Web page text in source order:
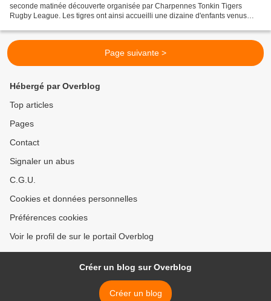
seconde matinée découverte organisée par Charpennes Tonkin Tigers
Rugby League. Les tigres ont ainsi accueilli une dizaine d'enfants venus
Page suivante >
Hébergé par Overblog
Top articles
Pages
Contact
Signaler un abus
C.G.U.
Cookies et données personnelles
Préférences cookies
Voir le profil de sur le portail Overblog
Créer un blog sur Overblog
Créer un blog